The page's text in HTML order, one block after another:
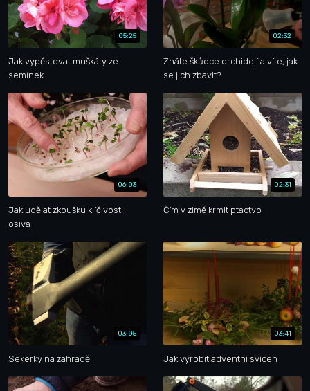
05:25
Jak vypěstovat muškáty ze
semínek
02:32
Znáte škůdce orchidejí a víte, jak
se jich zbavit?
06:03
Jak udělat zkoušku klíčivosti
osiva
02:31
Čím v zimě krmit ptactvo
03:05
Sekerky na zahradě
03:41
Jak vyrobit adventní svícen